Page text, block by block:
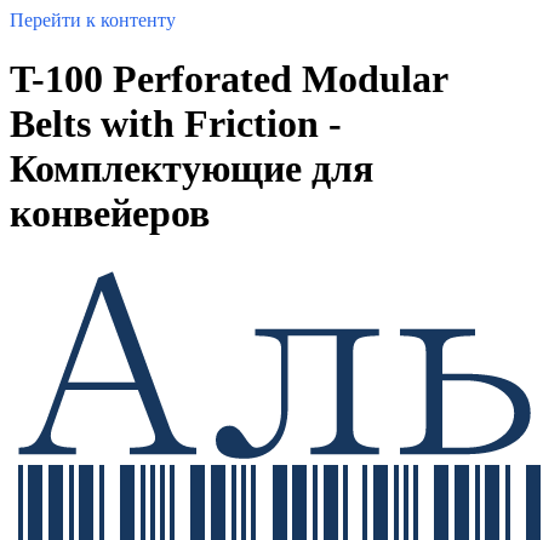
Перейти к контенту
T-100 Perforated Modular
Belts with Friction -
Комплектующие для
конвейеров